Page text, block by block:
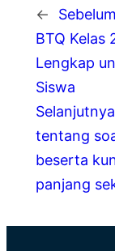
←
BTQ Kelas
Lengkap
Siswa
tentang
beserta
panjang